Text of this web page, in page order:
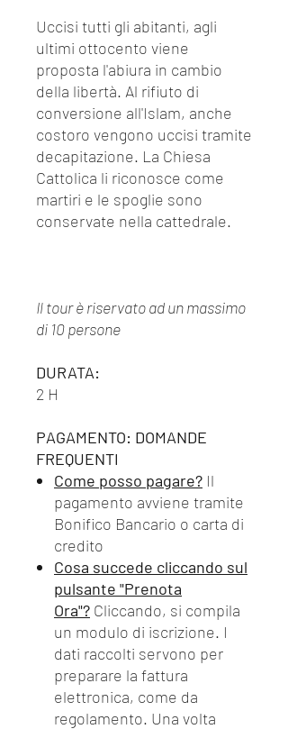
Uccisi tutti gli abitanti, agli
ultimi ottocento viene
proposta l'abiura in cambio
della libertà. Al rifiuto di
conversione all'Islam, anche
costoro vengono uccisi tramite
decapitazione. La Chiesa
Cattolica li riconosce come
martiri e le spoglie sono
conservate nella cattedrale.
Il tour è riservato ad un massimo
di 10 persone
DURATA:
2 H
PAGAMENTO: DOMANDE
FREQUENTI
Come posso pagare? Il
pagamento avviene tramite
Bonifico Bancario o carta di
credito
Cosa succede cliccando sul
pulsante "Prenota
Ora"? Cliccando, si compila
un modulo di iscrizione. I
dati raccolti servono per
preparare la fattura
elettronica, come da
regolamento. Una volta